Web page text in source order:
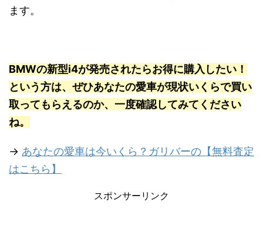
ます。
BMWの新型i4が発売されたらお得に購入したい！
という方は、ぜひあなたの愛車が現状いくらで買い
取ってもらえるのか、一度確認してみてください
ね。
→ あなたの愛車は今いくら？ガリバーの【無料査定
はこちら】
スポンサーリンク